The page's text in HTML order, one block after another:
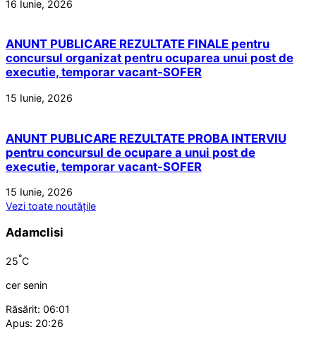
16 Iunie, 2026
ANUNT PUBLICARE REZULTATE FINALE pentru
concursul organizat pentru ocuparea unui post de
executie, temporar vacant-SOFER
15 Iunie, 2026
ANUNT PUBLICARE REZULTATE PROBA INTERVIU
pentru concursul de ocupare a unui post de
executie, temporar vacant-SOFER
15 Iunie, 2026
Vezi toate noutățile
Adamclisi
25°C
cer senin
Răsărit: 06:01
Apus: 20:26